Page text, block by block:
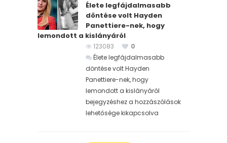
Élete legfájdalmasabb
döntése volt Hayden
Panettiere-nek, hogy
lemondott a kislányáról
123083
0
Élete legfájdalmasabb
döntése volt Hayden
Panettiere-nek, hogy
lemondott a kislányáról
bejegyzéshez a hozzászólások
lehetősége kikapcsolva